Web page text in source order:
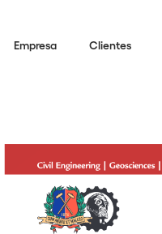
Empresa Clientes